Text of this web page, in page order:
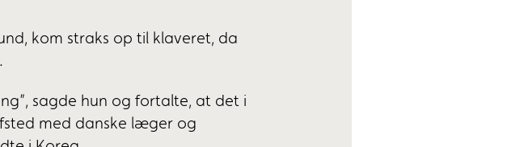
kom straks op til klaveret, da
sagde hun og fortalte, at det i
med danske læger og